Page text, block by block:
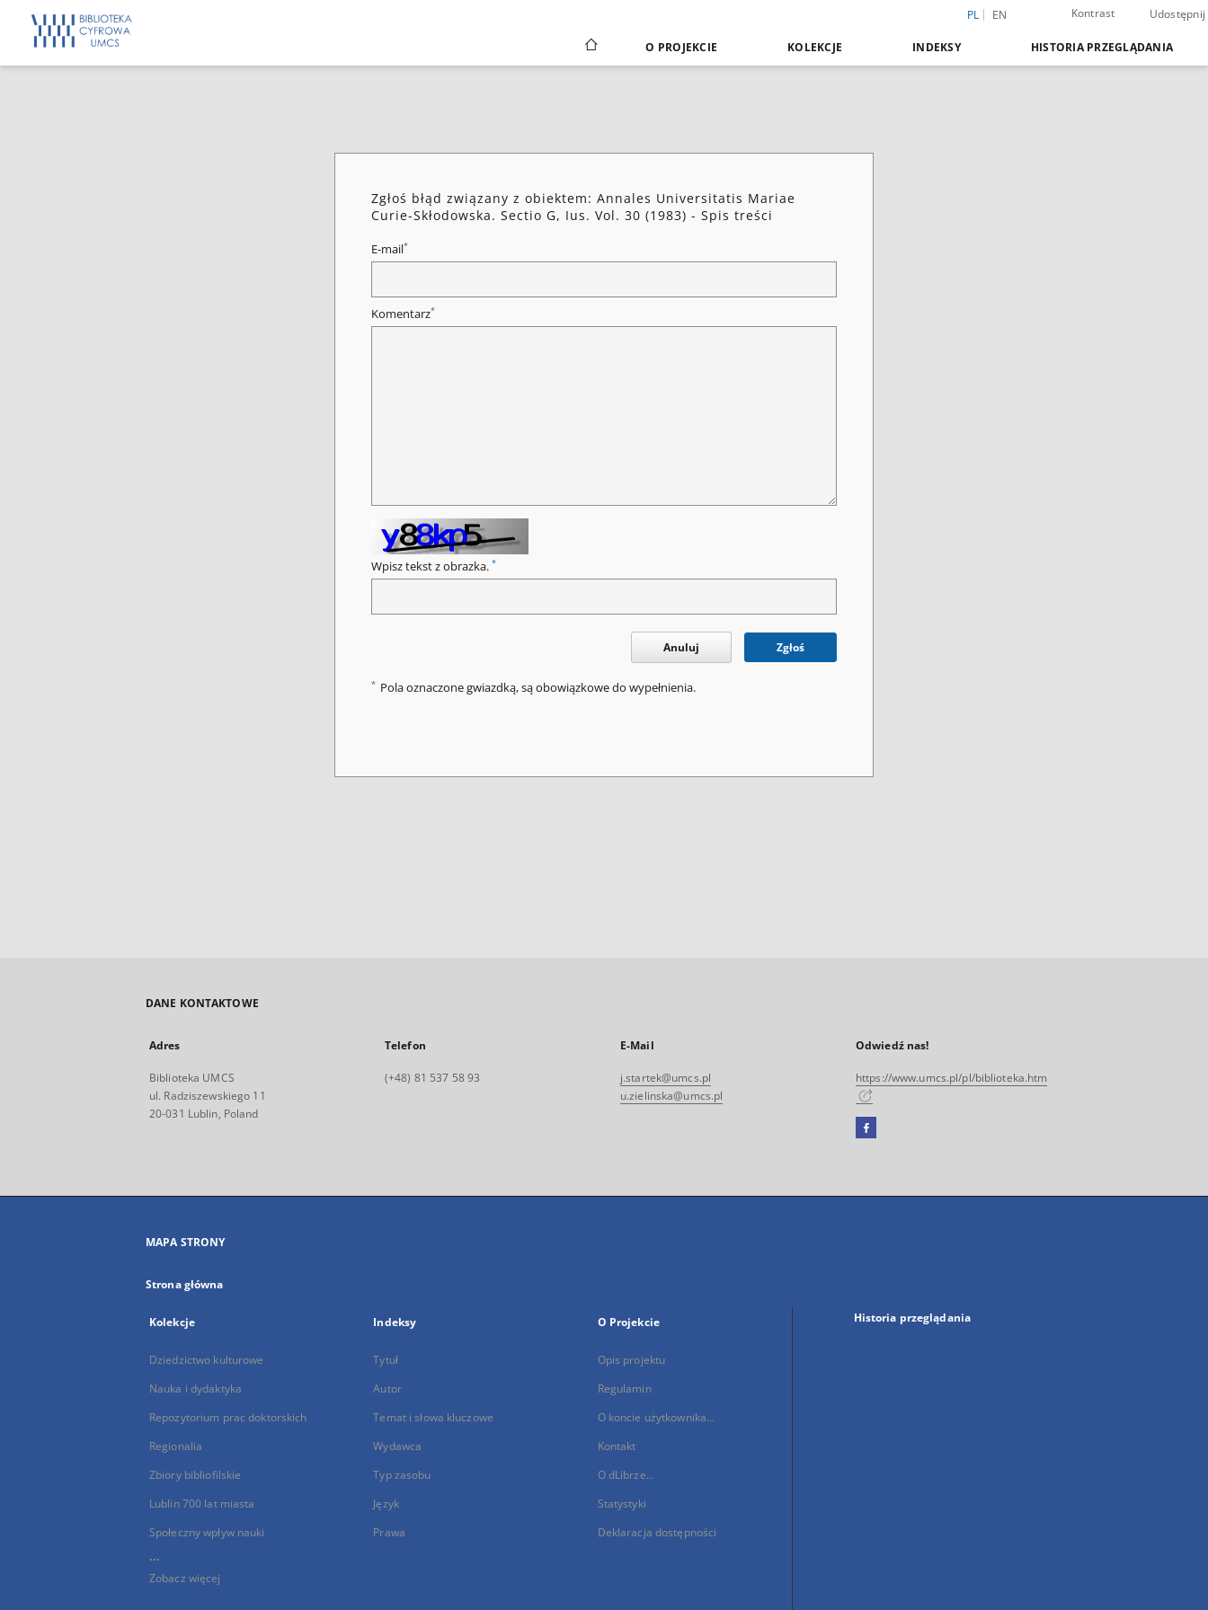
PL EN Kontrast Udostępnij
O PROJEKCIE KOLEKCJE INDEKSY HISTORIA PRZEGLĄDANIA
Zgłoś błąd związany z obiektem: Annales Universitatis Mariae
Curie-Skłodowska. Sectio G, Ius. Vol. 30 (1983) - Spis treści
E-mail*
Komentarz*
Wpisz tekst z obrazka. *
Anuluj Zgłoś
* Pola oznaczone gwiazdką, są obowiązkowe do wypełnienia.
DANE KONTAKTOWE
Adres
Biblioteka UMCS
ul. Radziszewskiego 11
20-031 Lublin, Poland
Telefon
(+48) 81 537 58 93
E-Mail
j.startek@umcs.pl
u.zielinska@umcs.pl
Odwiedź nas!
https://www.umcs.pl/pl/biblioteka.htm
Facebook
się
MAPA STRONY
Strona główna
Kolekcje
Dziedzictwo kulturowe
Nauka i dydaktyka
Repozytorium prac doktorskich
Regionalia
Zbiory bibliofilskie
Lublin 700 lat miasta
Społeczny wpływ nauki
...
Zobacz więcej
Indeksy
Tytuł
Autor
Temat i słowa kluczowe
Wydawca
Typ zasobu
Język
Prawa
O Projekcie
Opis projektu
Regulamin
O koncie użytkownika...
Kontakt
O dLibrze...
Statystyki
Deklaracja dostępności
Historia przeglądania